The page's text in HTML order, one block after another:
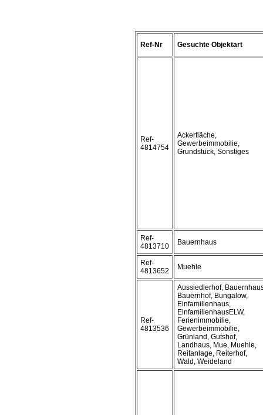
Ref-Nr Gesuchte Objektart
Ref-
4814754
Ackerfläche,
Gewerbeimmobilie,
Grundstück, Sonstiges
Ref-
4813710
Bauernhaus
Ref-
4813652
Muehle
Ref-
4813536
Aussiedlerhof,
Bauernhof, Bungalow,
Einfamilienhaus,
EinfamilienhausELW,
Ferienimmobilie,
Gewerbeimmobilie,
Grünland, Gutshof,
Landhaus, Mue, Muehle,
Reitanlage, Reiterhof,
Wald, Weideland